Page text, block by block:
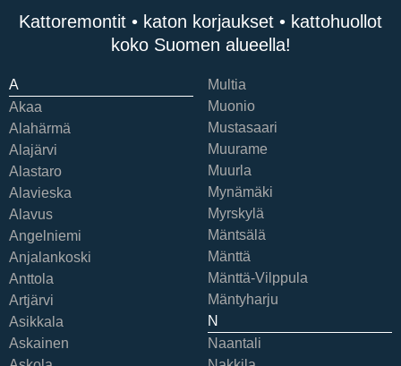
Kattoremontit • katon korjaukset • kattohuollot
koko Suomen alueella!
A
Akaa
Alahärmä
Alajärvi
Alastaro
Alavieska
Alavus
Angelniemi
Anjalankoski
Anttola
Artjärvi
Asikkala
Askainen
Multia
Muonio
Mustasaari
Muurame
Muurla
Mynämäki
Myrskylä
Mäntsälä
Mänttä
Mänttä-Vilppula
Mäntyharju
N
Naantali